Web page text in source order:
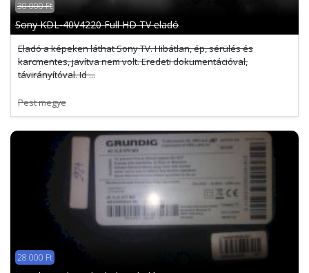
30 000 Ft
Sony KDL-40V4220 Full HD TV eladó
Eladó a képeken láthat Sony TV. Hibátlan, ép, sérülés és
karcmentes, javítva nem volt. Eredeti dokumentációval,
távirányítóval. Id ...
Pest megye
28 000 Ft